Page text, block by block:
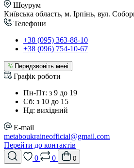
Шоурум
Київська область, м. Ірпінь, вул.
Телефони
+38 (095) 363-88-10
+38 (096) 754-10-67
Передзвоніть мені
Графік роботи
Пн-Пт: з 9 до 19
Сб: з 10 до 15
Нд: вихідний
E-mail
metaboukraineofficial@gmail.com
Перейти до контактів
0
0 0